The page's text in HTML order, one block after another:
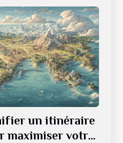
un itinéraire
maximiser votre